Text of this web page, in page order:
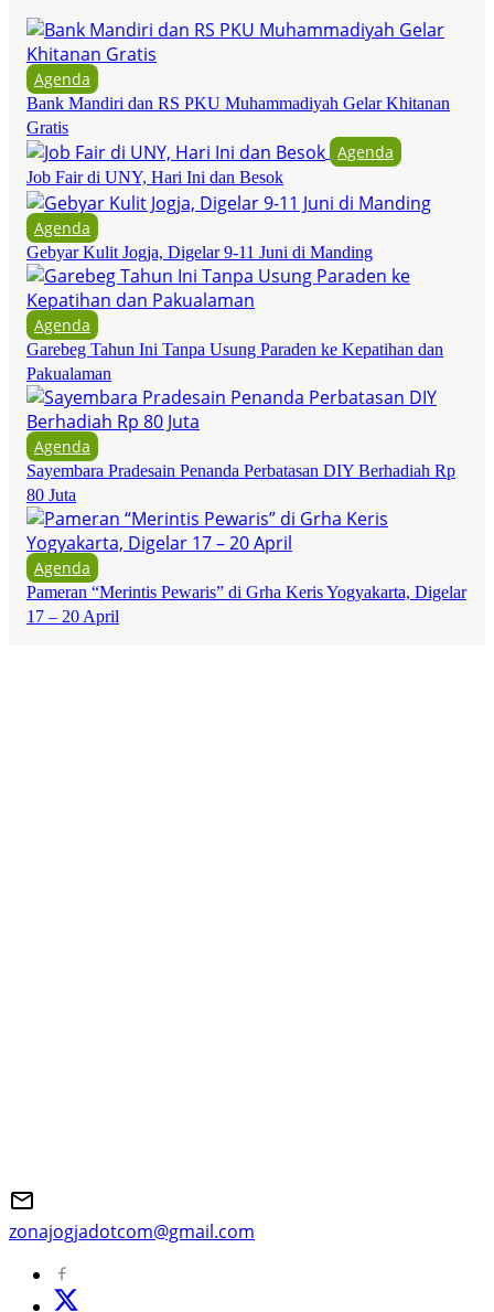
Agenda
Bank Mandiri dan RS PKU Muhammadiyah Gelar Khitanan
Gratis
Agenda
Job Fair di UNY, Hari Ini dan Besok
Agenda
Gebyar Kulit Jogja, Digelar 9-11 Juni di Manding
Agenda
Garebeg Tahun Ini Tanpa Usung Paraden ke Kepatihan dan
Pakualaman
Agenda
Sayembara Pradesain Penanda Perbatasan DIY Berhadiah Rp
80 Juta
Agenda
Pameran “Merintis Pewaris” di Grha Keris Yogyakarta, Digelar
17 – 20 April
zonajogjadotcom@gmail.com